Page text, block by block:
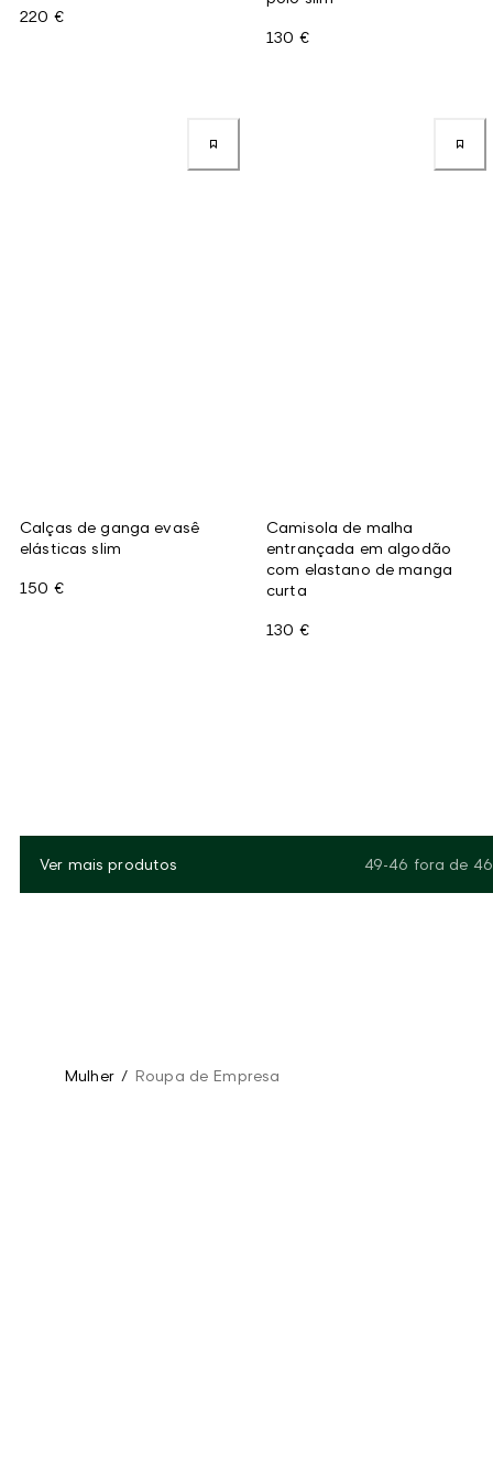
220 €
130 €
Calças de ganga evasê
elásticas slim
150 €
Camisola de malha
entrançada em algodão
com elastano de manga
curta
130 €
Ver mais produtos 49-46 fora de 46
Mulher / Roupa de Empresa